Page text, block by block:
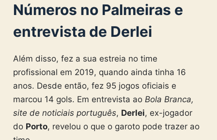
Números no Palmeiras e
entrevista de Derlei
Além disso, fez a sua estreia no time
profissional em 2019, quando ainda tinha 16
anos. Desde então, fez 95 jogos oficiais e
marcou 14 gols. Em entrevista aoBola Branca,
site de noticiais português, Derlei, ex-jogador
do Porto, revelou o que o garoto pode trazer ao